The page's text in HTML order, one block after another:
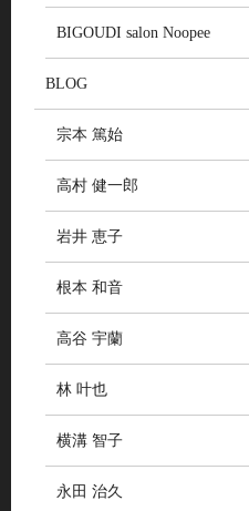
BIGOUDI salon Noopee
BLOG
宗本 篤始
高村 健一郎
岩井 恵子
根本 和音
高谷 宇蘭
林 叶也
横溝 智子
永田 治久